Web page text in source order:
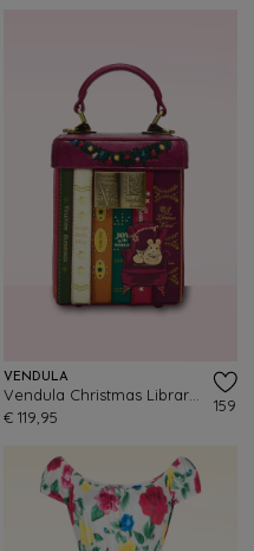
VENDULA
€ 119,95
159